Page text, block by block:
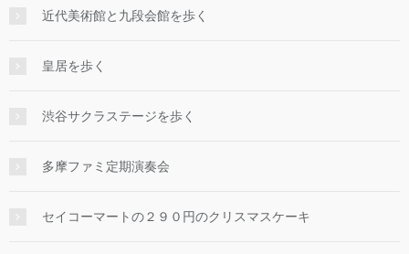
近代美術館と九段会館を歩く
皇居を歩く
渋谷サクラステージを歩く
多摩ファミ定期演奏会
セイコーマートの２９０円のクリスマスケーキ